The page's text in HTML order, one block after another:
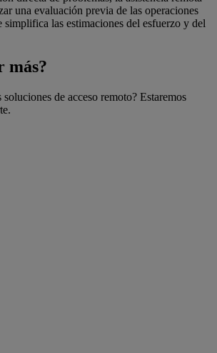
una evaluación previa de las operaciones
simplifica las estimaciones del esfuerzo y del
más?
soluciones de acceso remoto? Estaremos